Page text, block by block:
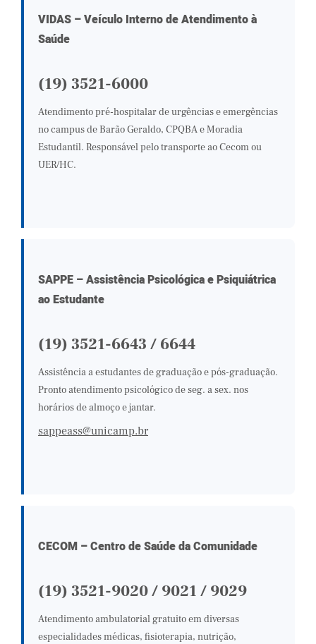
VIDAS – Veículo Interno de Atendimento à
Saúde
(19) 3521-6000
Atendimento pré-hospitalar de urgências e emergências
no campus de Barão Geraldo, CPQBA e Moradia
Estudantil. Responsável pelo transporte ao Cecom ou
UER/HC.
SAPPE – Assistência Psicológica e Psiquiátrica
ao Estudante
(19) 3521-6643 / 6644
Assistência a estudantes de graduação e pós-graduação.
Pronto atendimento psicológico de seg. a sex. nos
horários de almoço e jantar.
sappeass@unicamp.br
CECOM – Centro de Saúde da Comunidade
(19) 3521-9020/ 9021 / 9029
Atendimento ambulatorial gratuito em diversas
especialidades médicas, fisioterapia, nutrição,